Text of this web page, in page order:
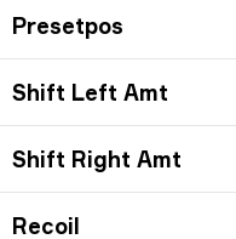
Presetpos
Shift Left Amt
Shift Right Amt
Recoil